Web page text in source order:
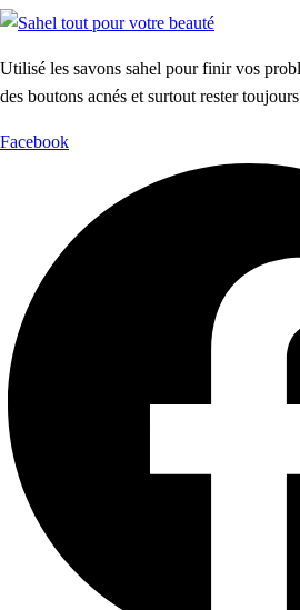
Utilisé les savons sahel pour finir vos
des boutons acnés et surtout rester
Facebook